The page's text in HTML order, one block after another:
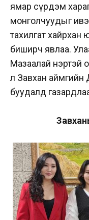
ямар сүрдэм
монголчуудыг
тахилгат
биширч явлаа.
Мазаалай нэртэй
л Завхан аймгийн
буудалд